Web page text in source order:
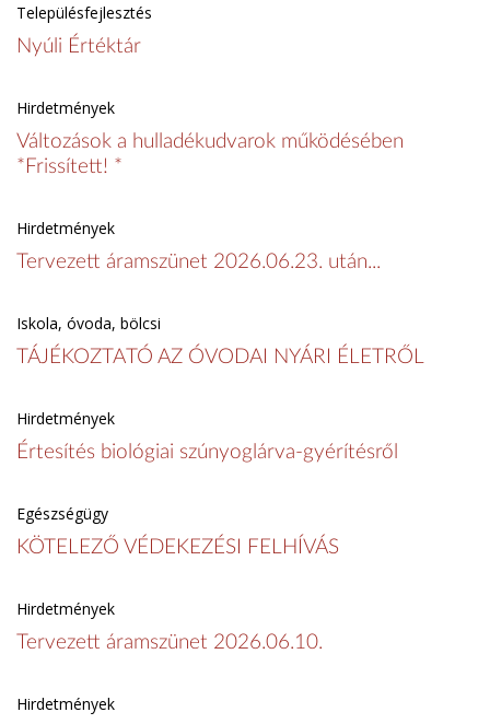
Településfejlesztés
Nyúli Értéktár
Hirdetmények
Változások a hulladékudvarok működésében
*Frissített! *
Hirdetmények
Tervezett áramszünet 2026.06.23. után...
Iskola, óvoda, bölcsi
TÁJÉKOZTATÓ AZ ÓVODAI NYÁRI ÉLETRŐL
Hirdetmények
Értesítés biológiai szúnyoglárva-gyérítésről
Egészségügy
KÖTELEZŐ VÉDEKEZÉSI FELHÍVÁS
Hirdetmények
Tervezett áramszünet 2026.06.10.
Hirdetmények